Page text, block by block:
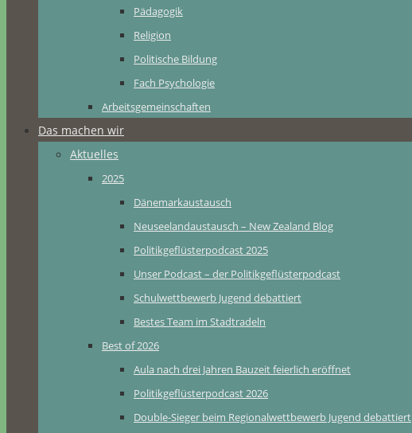
Pädagogik
Religion
Politische Bildung
Fach Psychologie
Arbeitsgemeinschaften
Das machen wir
Aktuelles
2025
Dänemarkaustausch
Neuseelandaustausch – New Zealand Blog
Politikgeflüsterpodcast 2025
Unser Podcast – der Politikgeflüsterpodcast
Schulwettbewerb Jugend debattiert
Bestes Team im Stadtradeln
Best of 2026
Aula nach drei Jahren Bauzeit feierlich eröffnet
Politikgeflüsterpodcast 2026
Double-Sieger beim Regionalwettbewerb Jugend debattiert